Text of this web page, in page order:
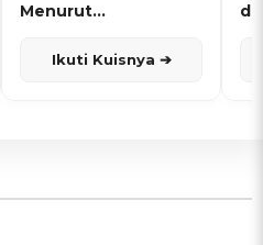
Menurut
Ikuti Kuisnya ➔